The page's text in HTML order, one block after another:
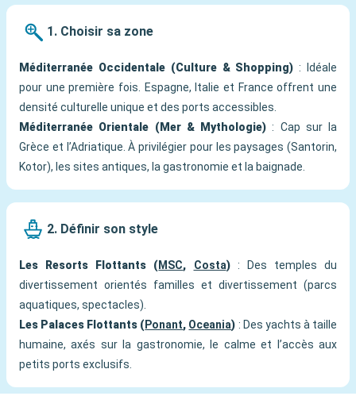
1. Choisir sa zone
Méditerranée Occidentale (Culture & Shopping) : Idéale
pour une première fois. Espagne, Italie et France offrent une
densité culturelle unique et des ports accessibles.
Méditerranée Orientale (Mer & Mythologie) : Cap sur la
Grèce et l’Adriatique. À privilégier pour les paysages (Santorin,
Kotor), les sites antiques, la gastronomie et la baignade.
2. Définir son style
Les Resorts Flottants (MSC, Costa): Des temples du
divertissement orientés familles et divertissement (parcs
aquatiques, spectacles).
Les Palaces Flottants (Ponant, Oceania) : Des yachts à taille
humaine, axés sur la gastronomie, le calme et l’accès aux
petits ports exclusifs.